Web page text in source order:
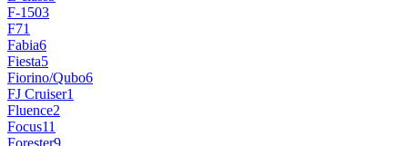
F-1503
F71
Fabia6
Fiesta5
Fiorino/Qubo6
FJ Cruiser1
Fluence2
Focus11
Forester9